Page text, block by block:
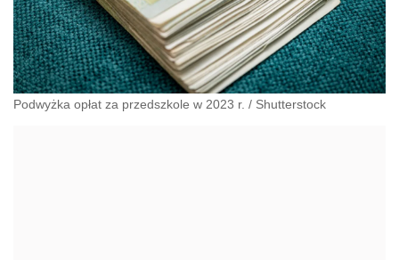
Podwyżka opłat za przedszkole w 2023 r. / Shutterstock